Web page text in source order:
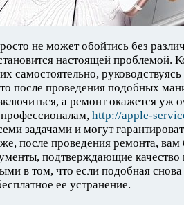
не может обойтись без
настоящей проблемой.
самостоятельно,
после проведения подобных
а ремонт окажется уж
http://apple-
задачами и могут
после проведения ремонта, вам
подтверждающие
в том, что если подобная
ее устранение.